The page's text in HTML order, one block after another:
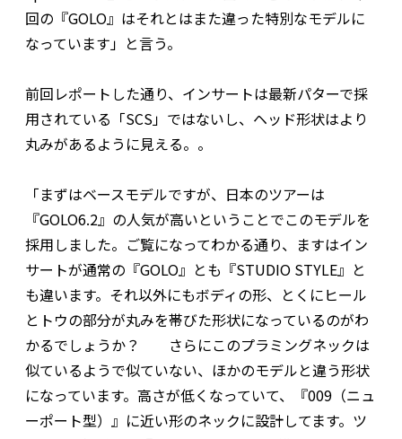
回の『GOLO』はそれとはまた違った特別なモデルに
なっています」と言う。
前回レポートした通り、インサートは最新パターで採
用されている「SCS」ではないし、ヘッド形状はより
丸みがあるように見える。。
「まずはベースモデルですが、日本のツアーは
『GOLO6.2』の人気が高いということでこのモデルを
採用しました。ご覧になってわかる通り、ますはイン
サートが通常の『GOLO』とも『STUDIO STYLE』と
も違います。それ以外にもボディの形、とくにヒール
とトウの部分が丸みを帯びた形状になっているのがわ
かるでしょうか？ さらにこのプラミングネックは
似ているようで似ていない、ほかのモデルと違う形状
になっています。高さが低くなっていて、『009（ニュ
ーポート型）』に近い形のネックに設計してます。ツ